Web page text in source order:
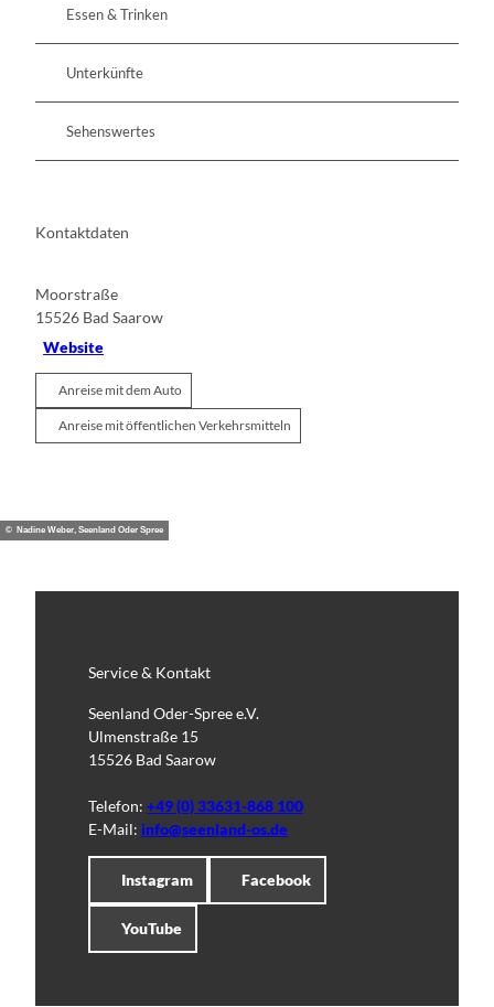
Essen & Trinken
Unterkünfte
Sehenswertes
Kontaktdaten
Moorstraße
15526 Bad Saarow
Website
Anreise mit dem Auto
Anreise mit öffentlichen Verkehrsmitteln
© Nadine Weber, Seenland Oder Spree
Service & Kontakt
Seenland Oder-Spree e.V.
Ulmenstraße 15
15526 Bad Saarow
Telefon: +49 (0) 33631-868 100
E-Mail: info@seenland-os.de
Instagram Facebook
YouTube